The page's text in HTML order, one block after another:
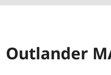
Outlander